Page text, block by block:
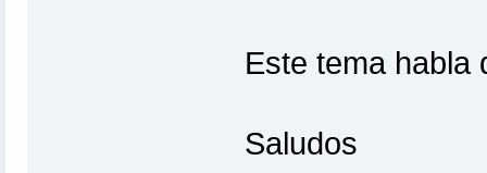
Este tema habla
Saludos